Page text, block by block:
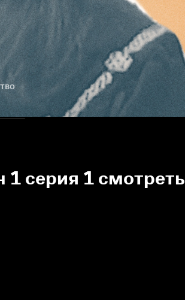
серия 1 смотреть